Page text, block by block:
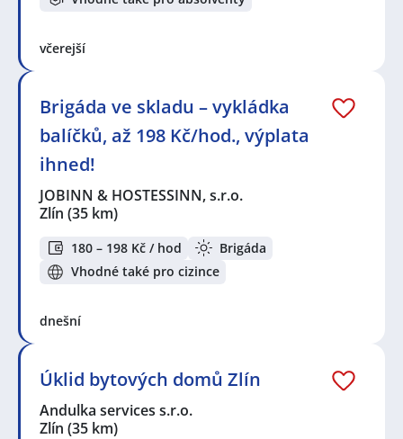
včerejší
Brigáda ve skladu – vykládka
balíčků, až 198 Kč/hod., výplata
ihned!
JOBINN & HOSTESSINN, s.r.o.
Zlín (35 km)
180 – 198 Kč / hod
Brigáda
Vhodné také pro cizince
dnešní
Úklid bytových domů Zlín
Andulka services s.r.o.
Zlín (35 km)